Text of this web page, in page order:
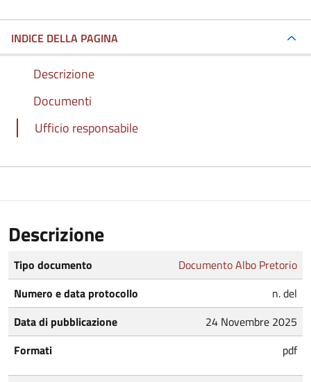
INDICE DELLA PAGINA
Descrizione
Documenti
Ufficio responsabile
Descrizione
Tipo documento
Documento Albo Pretorio
Numero e data protocollo
n. del
Data di pubblicazione
24 Novembre 2025
Formati
pdf